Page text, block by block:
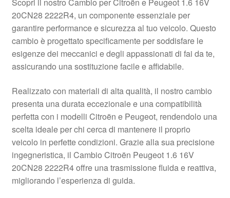
Pagamenti
Politica sulla riservatezza
Registratore di cassa
Rimostranza
Spedizione in tutto il mondo
20CN28 2222R4, un componente essenziale per
garantire performance e sicurezza al tuo veicolo. Questo
cambio è progettato specificamente per soddisfare le
esigenze dei meccanici e degli appassionati di fai da te,
assicurando una sostituzione facile e affidabile.
Realizzato con materiali di alta qualità, il nostro cambio
presenta una durata eccezionale e una compatibilità
perfetta con i modelli Citroën e Peugeot, rendendolo una
scelta ideale per chi cerca di mantenere il proprio
veicolo in perfette condizioni. Grazie alla sua precisione
ingegneristica, il Cambio Citroën Peugeot 1.6 16V
20CN28 2222R4 offre una trasmissione fluida e reattiva,
migliorando l’esperienza di guida.